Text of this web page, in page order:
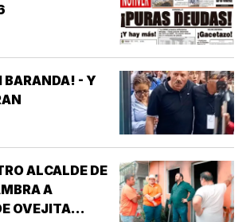
BARANDA! - Y
ALCALDE DE
A
OVEJITA